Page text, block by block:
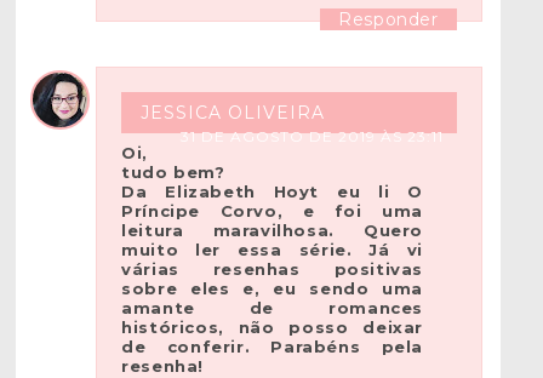
Responder
JESSICA OLIVEIRA
31 DE AGOSTO DE 2019 ÀS 23:11
Oi,
tudo bem?
Da Elizabeth Hoyt eu li O
Príncipe Corvo, e foi uma
leitura maravilhosa. Quero
muito ler essa série. Já vi
várias resenhas positivas
sobre eles e, eu sendo uma
amante de romances
históricos, não posso deixar
de conferir. Parabéns pela
resenha!